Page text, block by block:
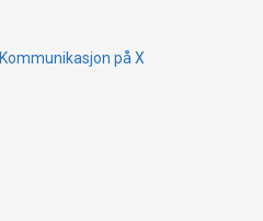
på X